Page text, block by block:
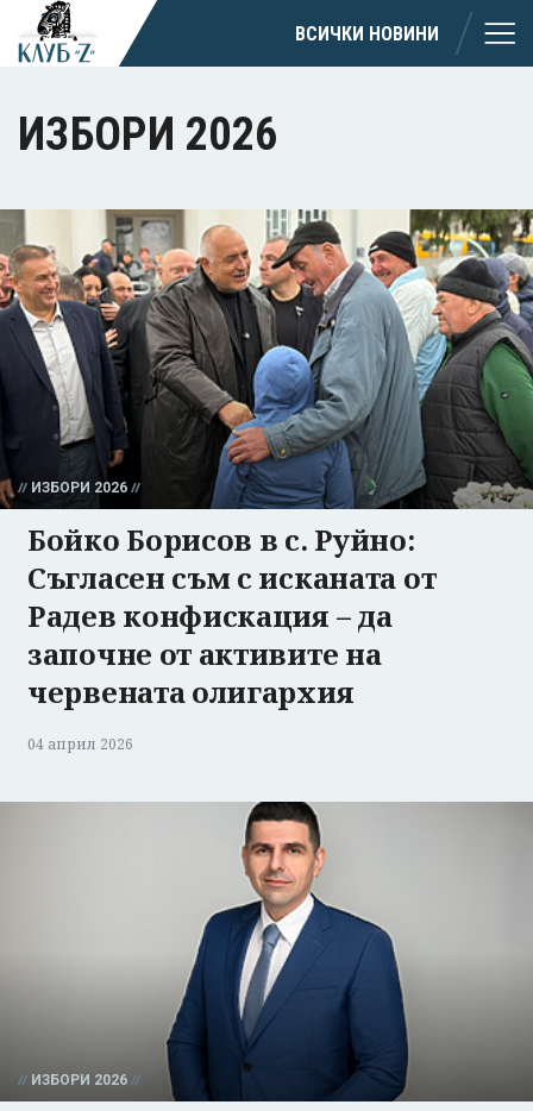
ВСИЧКИ НОВИНИ
ИЗБОРИ 2026
ИЗБОРИ 2026
Бойко Борисов в с. Руйно:
Съгласен съм с исканата от
Радев конфискация – да
започне от активите на
червената олигархия
04 април 2026
ИЗБОРИ 2026